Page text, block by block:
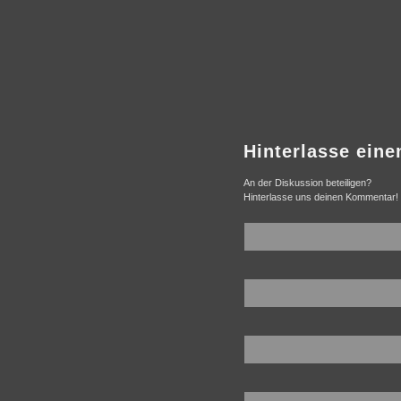
Hinterlasse
An der Diskussion beteiligen?
Hinterlasse uns deinen Kommentar!